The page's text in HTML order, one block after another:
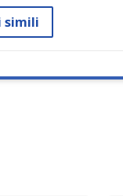
simili